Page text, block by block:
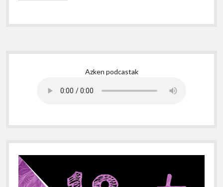
Sidebar
Azken podcastak